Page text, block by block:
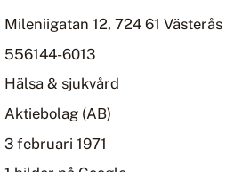
Mileniigatan 12, 724 61 Västerås
556144-6013
Hälsa & sjukvård
Aktiebolag (AB)
3 februari 1971